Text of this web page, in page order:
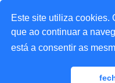
Este site utiliza cookies.
que ao continuar a
está a consentir as